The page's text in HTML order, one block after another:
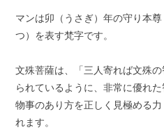
マンは卯（うさぎ）年の守り本
つ）を表す梵字です。
文殊菩薩は、「三人寄れば文殊
られているように、非常に優れ
物事のあり方を正しく見極める
れます。